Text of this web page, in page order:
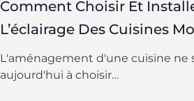
Comment Choisir Et
L’éclairage Des Cuisines
L'aménagement d'une cuisine ne
aujourd'hui à choisir…